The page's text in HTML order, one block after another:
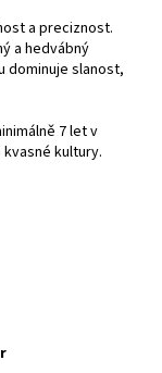
a preciznost.
a hedvábný
dominuje slanost,
7 let v
kultury.